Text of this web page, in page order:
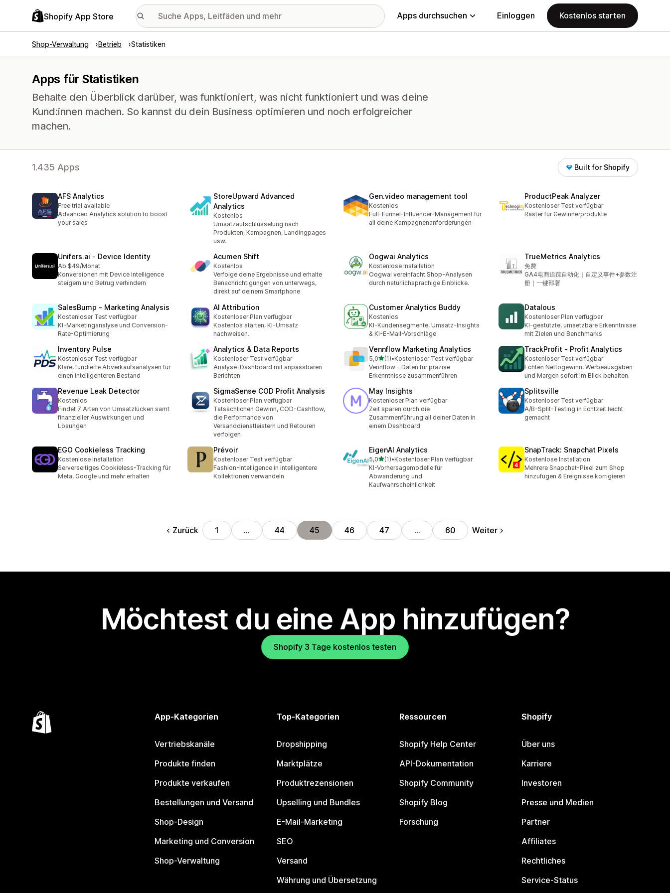
Shopify App Store Apps durchsuchen Einloggen Kostenlos starten
Shop-Verwaltung Betrieb Statistiken
Apps für Statistiken
Behalte den Überblick darüber, was funktioniert, was nicht funktioniert und was deine
Kund:innen machen. So kannst du dein Business optimieren und noch erfolgreicher
machen.
1.435 Apps Built for Shopify
AFS Analytics
Free trial available
Advanced Analytics solution to boost
your sales
StoreUpward Advanced
Analytics
Kostenlos
Umsatzaufschlüsselung nach
Produkten, Kampagnen, Landingpages
usw.
Gen.video management tool
Kostenlos
Full-Funnel-Influencer-Management für
all deine Kampagnenanforderungen
ProductPeak Analyzer
Kostenloser Test verfügbar
Raster für Gewinnerprodukte
Unifers.ai ‑ Device Identity
Ab $49/Monat
Konversionen mit Device Intelligence
steigern und Betrug verhindern
Acumen Shift
Kostenlos
Verfolge deine Ergebnisse und erhalte
Benachrichtigungen von unterwegs,
direkt auf deinem Smartphone
Oogwai Analytics
Kostenlose Installation
Oogwai vereinfacht Shop-Analysen
durch natürlichsprachige Einblicke.
TrueMetrics Analytics
免费
GA4电商追踪自动化｜自定义事件+参数注
册｜一键部署
SalesBump ‑ Marketing Analysis
Kostenloser Test verfügbar
KI-Marketinganalyse und Conversion-
Rate-Optimierung
AI Attribution
Kostenloser Plan verfügbar
Kostenlos starten, KI-Umsatz
nachweisen.
Customer Analytics Buddy
Kostenlos
KI-Kundensegmente, Umsatz-Insights
& KI-E-Mail-Vorschläge
Datalous
Kostenloser Plan verfügbar
KI-gestützte, umsetzbare Erkenntnisse
mit Zielen und Benchmarks
Inventory Pulse
Kostenloser Test verfügbar
Klare, fundierte Abverkaufsanalysen für
einen intelligenteren Bestand
Analytics & Data Reports
Kostenloser Test verfügbar
Analyse-Dashboard mit anpassbaren
Berichten
Vennflow Marketing Analytics
5,0von 5 Sternen
(1)
1 Rezensionen insgesamt
•Kostenloser Test verfügbar
Vennflow - Daten für präzise
Erkenntnisse zusammenführen
TrackProfit ‑ Profit Analytics
Kostenloser Test verfügbar
Echten Nettogewinn, Werbeausgaben
und Margen sofort im Blick behalten.
Revenue Leak Detector
Kostenlos
Findet 7 Arten von Umsatzlücken samt
finanzieller Auswirkungen und
Lösungen
SigmaSense COD Profit Analysis
Kostenloser Plan verfügbar
Tatsächlichen Gewinn, COD-Cashflow,
die Performance von
Versanddienstleistern und Retouren
verfolgen
May Insights
Kostenloser Plan verfügbar
Zeit sparen durch die
Zusammenführung all deiner Daten in
einem Dashboard
Splitsville
Kostenloser Test verfügbar
A/B-Split-Testing in Echtzeit leicht
gemacht
EGO Cookieless Tracking
Kostenlose Installation
Serverseitiges Cookieless-Tracking für
Meta, Google und mehr erhalten
Prévoir
Kostenloser Test verfügbar
Fashion-Intelligence in intelligentere
Kollektionen verwandeln
EigenAI Analytics
5,0von 5 Sternen
(1)
1 Rezensionen insgesamt
•Kostenloser Plan verfügbar
KI-Vorhersagemodelle für
Abwanderung und
Kaufwahrscheinlichkeit
SnapTrack: Snapchat Pixels
Kostenlose Installation
Mehrere Snapchat-Pixel zum Shop
hinzufügen & Ereignisse korrigieren
Zurück 1 … 44 45 46 47 … 60 Weiter
Möchtest du eine App hinzufügen?
Shopify 3 Tage kostenlos testen
App-Kategorien
Vertriebskanäle
Produkte finden
Produkte verkaufen
Bestellungen und Versand
Shop-Design
Marketing und Conversion
Shop-Verwaltung
Top-Kategorien
Dropshipping
Marktplätze
Produktrezensionen
Upselling und Bundles
E-Mail-Marketing
SEO
Versand
Währung und Übersetzung
Ressourcen
Shopify Help Center
API-Dokumentation
Shopify Community
Shopify Blog
Forschung
Shopify
Über uns
Karriere
Investoren
Presse und Medien
Partner
Affiliates
Rechtliches
Service-Status